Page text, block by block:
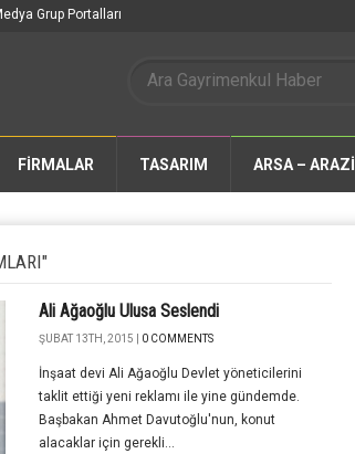
Grup Portalları
FIRMALAR TASARIM ARSA – ARAZİ
Ali Ağaoğlu Ulusa Seslendi
ŞUBAT 13TH, 2015 | 0 COMMENTS
İnşaat devi Ali Ağaoğlu Devlet yöneticilerini
taklit ettiği yeni reklamı ile yine gündemde.
Başbakan Ahmet Davutoğlu'nun, konut
alacaklar için gerekli...